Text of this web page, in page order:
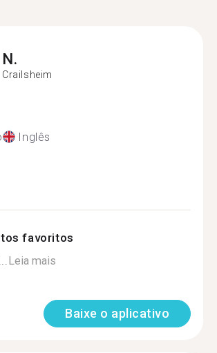
N.
Crailsheim
Inglês
favoritos
Leia mais
Baixe o aplicativo